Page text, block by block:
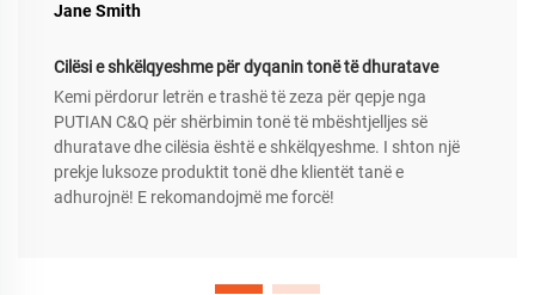
Jane Smith
Cilësi e shkëlqyeshme për dyqanin tonë të dhuratave
Kemi përdorur letrën e trashë të zeza për qepje nga
PUTIAN C&Q për shërbimin tonë të mbështjelljes së
dhuratave dhe cilësia është e shkëlqyeshme. I shton një
prekje luksoze produktit tonë dhe klientët tanë e
adhurojnë! E rekomandojmë me forcë!